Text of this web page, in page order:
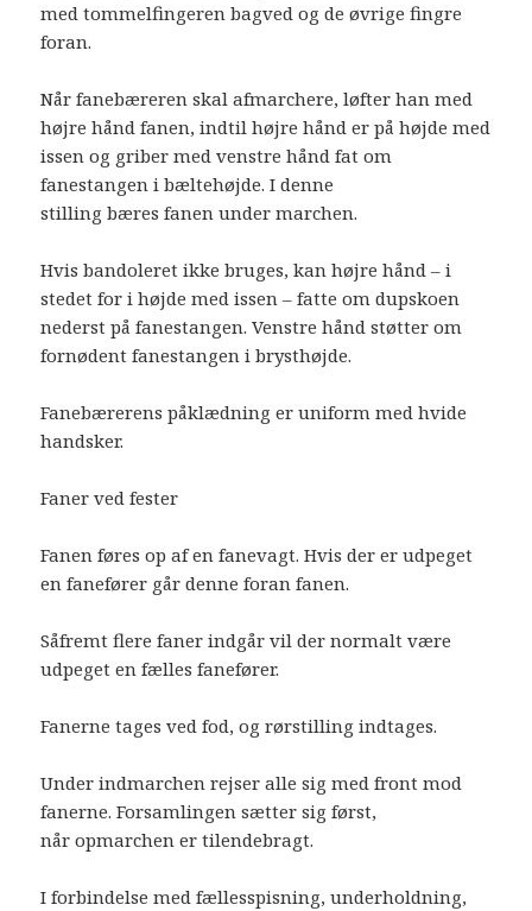
med tommelfingeren bagved og de øvrige fingre
foran.
Når fanebæreren skal afmarchere, løfter han med
højre hånd fanen, indtil højre hånd er på højde med
issen og griber med venstre hånd fat om
fanestangen i bæltehøjde. I denne
stilling bæres fanen under marchen.
Hvis bandoleret ikke bruges, kan højre hånd – i
stedet for i højde med issen – fatte om dupskoen
nederst på fanestangen. Venstre hånd støtter om
fornødent fanestangen i brysthøjde.
Fanebærerens påklædning er uniform med hvide
handsker.
Faner ved fester
Fanen føres op af en fanevagt. Hvis der er udpeget
en fanefører går denne foran fanen.
Såfremt flere faner indgår vil der normalt være
udpeget en fælles fanefører.
Fanerne tages ved fod, og rørstilling indtages.
Under indmarchen rejser alle sig med front mod
fanerne. Forsamlingen sætter sig først,
når opmarchen er tilendebragt.
I forbindelse med fællesspisning, underholdning,